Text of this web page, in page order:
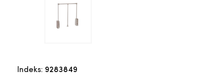
Indeks: 9283849